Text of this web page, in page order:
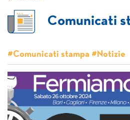
Comunicati
#Comunicati stampa #Notizie